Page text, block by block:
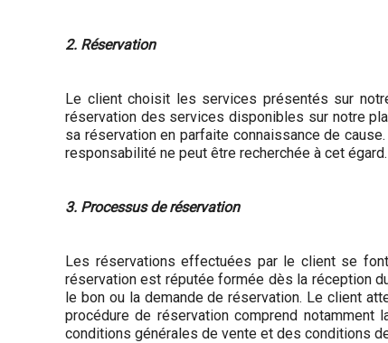
2. Réservation
Le client choisit les services présentés sur
réservation des services disponibles sur notre
sa réservation en parfaite connaissance de
responsabilité ne peut être recherchée à cet
3. Processus de réservation
Les réservations effectuées par le client se
réservation est réputée formée dès la réception
le bon ou la demande de réservation. Le client
procédure de réservation comprend
conditions générales de vente et des conditions